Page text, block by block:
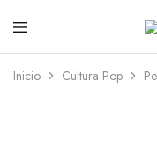
Ranwey
|
Tu
Estilo,
Estilo,
Tu
Diseño
Inicio Cultura Pop